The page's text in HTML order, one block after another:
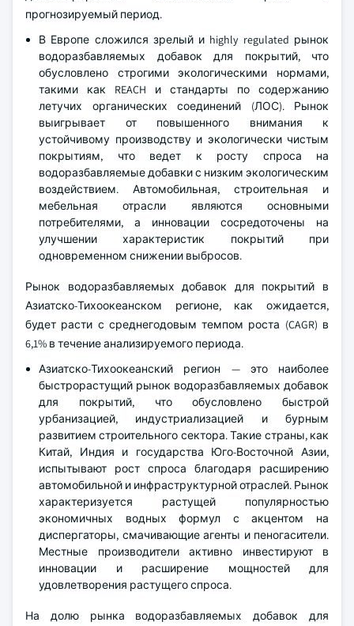
прогнозируемый период.
В Европе сложился зрелый и highly regulated рынок
водоразбавляемых добавок для покрытий, что
обусловлено строгими экологическими нормами,
такими как REACH и стандарты по содержанию
летучих органических соединений (ЛОС). Рынок
выигрывает от повышенного внимания к
устойчивому производству и экологически чистым
покрытиям, что ведет к росту спроса на
водоразбавляемые добавки с низким экологическим
воздействием. Автомобильная, строительная и
мебельная отрасли являются основными
потребителями, а инновации сосредоточены на
улучшении характеристик покрытий при
одновременном снижении выбросов.
Рынок водоразбавляемых добавок для покрытий в
Азиатско-Тихоокеанском регионе, как ожидается,
будет расти с среднегодовым темпом роста (CAGR) в
6,1% в течение анализируемого периода.
Азиатско-Тихоокеанский регион — это наиболее
быстрорастущий рынок водоразбавляемых добавок
для покрытий, что обусловлено быстрой
урбанизацией, индустриализацией и бурным
развитием строительного сектора. Такие страны, как
Китай, Индия и государства Юго-Восточной Азии,
испытывают рост спроса благодаря расширению
автомобильной и инфраструктурной отраслей. Рынок
характеризуется растущей популярностью
экономичных водных формул с акцентом на
диспергаторы, смачивающие агенты и пеногасители.
Местные производители активно инвестируют в
инновации и расширение мощностей для
удовлетворения растущего спроса.
На долю рынка водоразбавляемых добавок для